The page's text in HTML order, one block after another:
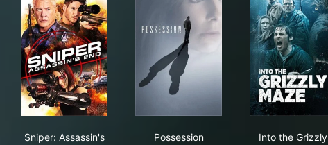
Sniper: Assassin's
Possession
Into the Grizzly